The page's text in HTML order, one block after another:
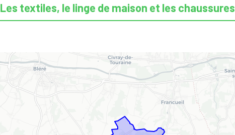
Les textiles, le linge de maison et les chaussures